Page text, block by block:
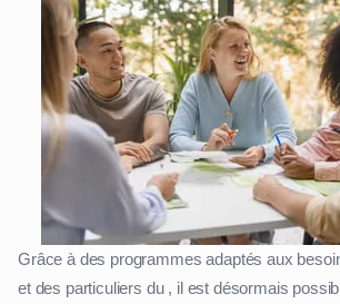
Grâce à des programmes adaptés aux
et des particuliers du , il est désormais